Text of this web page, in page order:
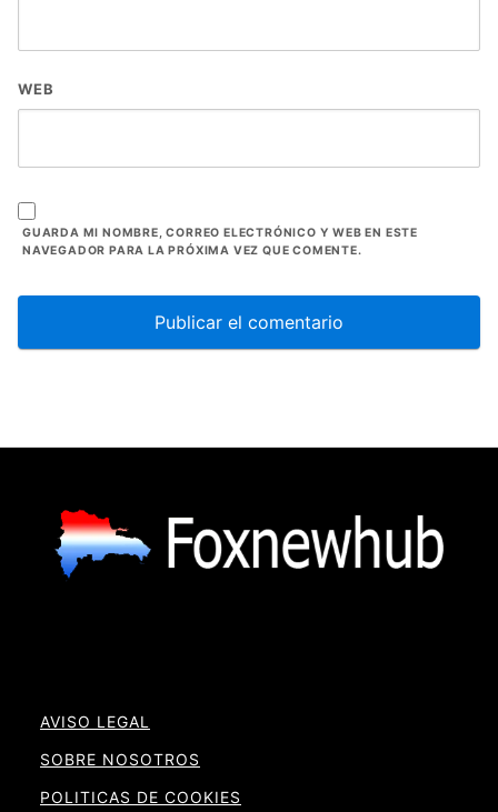
WEB
GUARDA MI NOMBRE, CORREO ELECTRÓNICO Y WEB EN ESTE
NAVEGADOR PARA LA PRÓXIMA VEZ QUE COMENTE.
AVISO LEGAL
SOBRE NOSOTROS
POLITICAS DE COOKIES